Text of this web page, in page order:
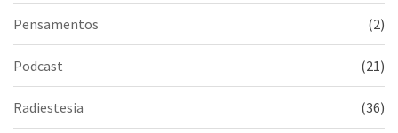
Pensamentos (2)
Podcast (21)
Radiestesia (36)